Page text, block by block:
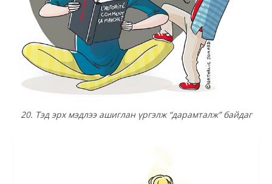
20. Тэд эрх мэдлээ ашиглан үргэлж “дарамталж” байдаг